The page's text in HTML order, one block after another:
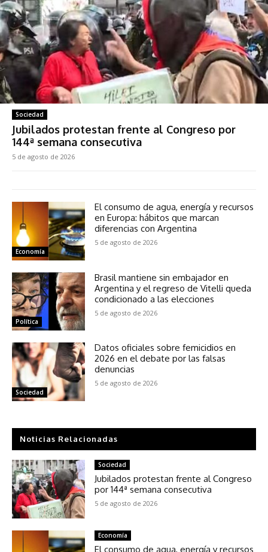
Sociedad
Jubilados protestan frente al Congreso por
144ª semana consecutiva
5 de agosto de 2026
Economía
El consumo de agua, energía y recursos
en Europa: hábitos que marcan
diferencias con Argentina
5 de agosto de 2026
Política
Brasil mantiene sin embajador en
Argentina y el regreso de Vitelli queda
condicionado a las elecciones
5 de agosto de 2026
Sociedad
Datos oficiales sobre femicidios en
2026 en el debate por las falsas
denuncias
5 de agosto de 2026
Noticias Relacionadas
Sociedad
Jubilados protestan frente al Congreso
por 144ª semana consecutiva
5 de agosto de 2026
Economía
El consumo de agua, energía y recursos